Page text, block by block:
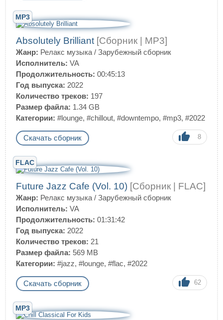
MP3
Absolutely Brilliant [Сборник | MP3]
Жанр: Релакс музыка / Зарубежный сборник
Исполнитель: VA
Продолжительность: 00:45:13
Год выпуска: 2022
Количество треков: 197
Размер файла: 1.34 GB
Категории: #lounge, #chillout, #downtempo, #mp3, #2022
Скачать сборник 8
FLAC
Future Jazz Cafe (Vol. 10) [Сборник | FLAC]
Жанр: Релакс музыка / Зарубежный сборник
Исполнитель: VA
Продолжительность: 01:31:42
Год выпуска: 2022
Количество треков: 21
Размер файла: 569 MB
Категории: #jazz, #lounge, #flac, #2022
Скачать сборник 62
MP3